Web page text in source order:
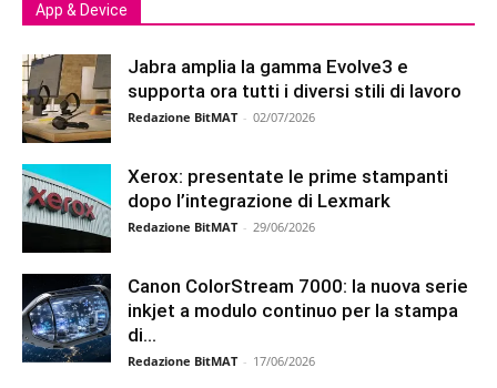
App & Device
Jabra amplia la gamma Evolve3 e
supporta ora tutti i diversi stili di lavoro
Redazione BitMAT - 02/07/2026
Xerox: presentate le prime stampanti
dopo l’integrazione di Lexmark
Redazione BitMAT - 29/06/2026
Canon ColorStream 7000: la nuova serie
inkjet a modulo continuo per la stampa
di...
Redazione BitMAT - 17/06/2026